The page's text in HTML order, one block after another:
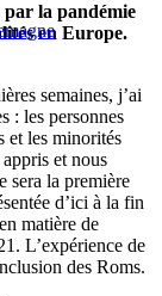
par la pandémie
en Europe.
semaines, j’ai
: les personnes
et les minorités
et nous
sera la première
d’ici à la fin
matière de
L’expérience de
des Roms.